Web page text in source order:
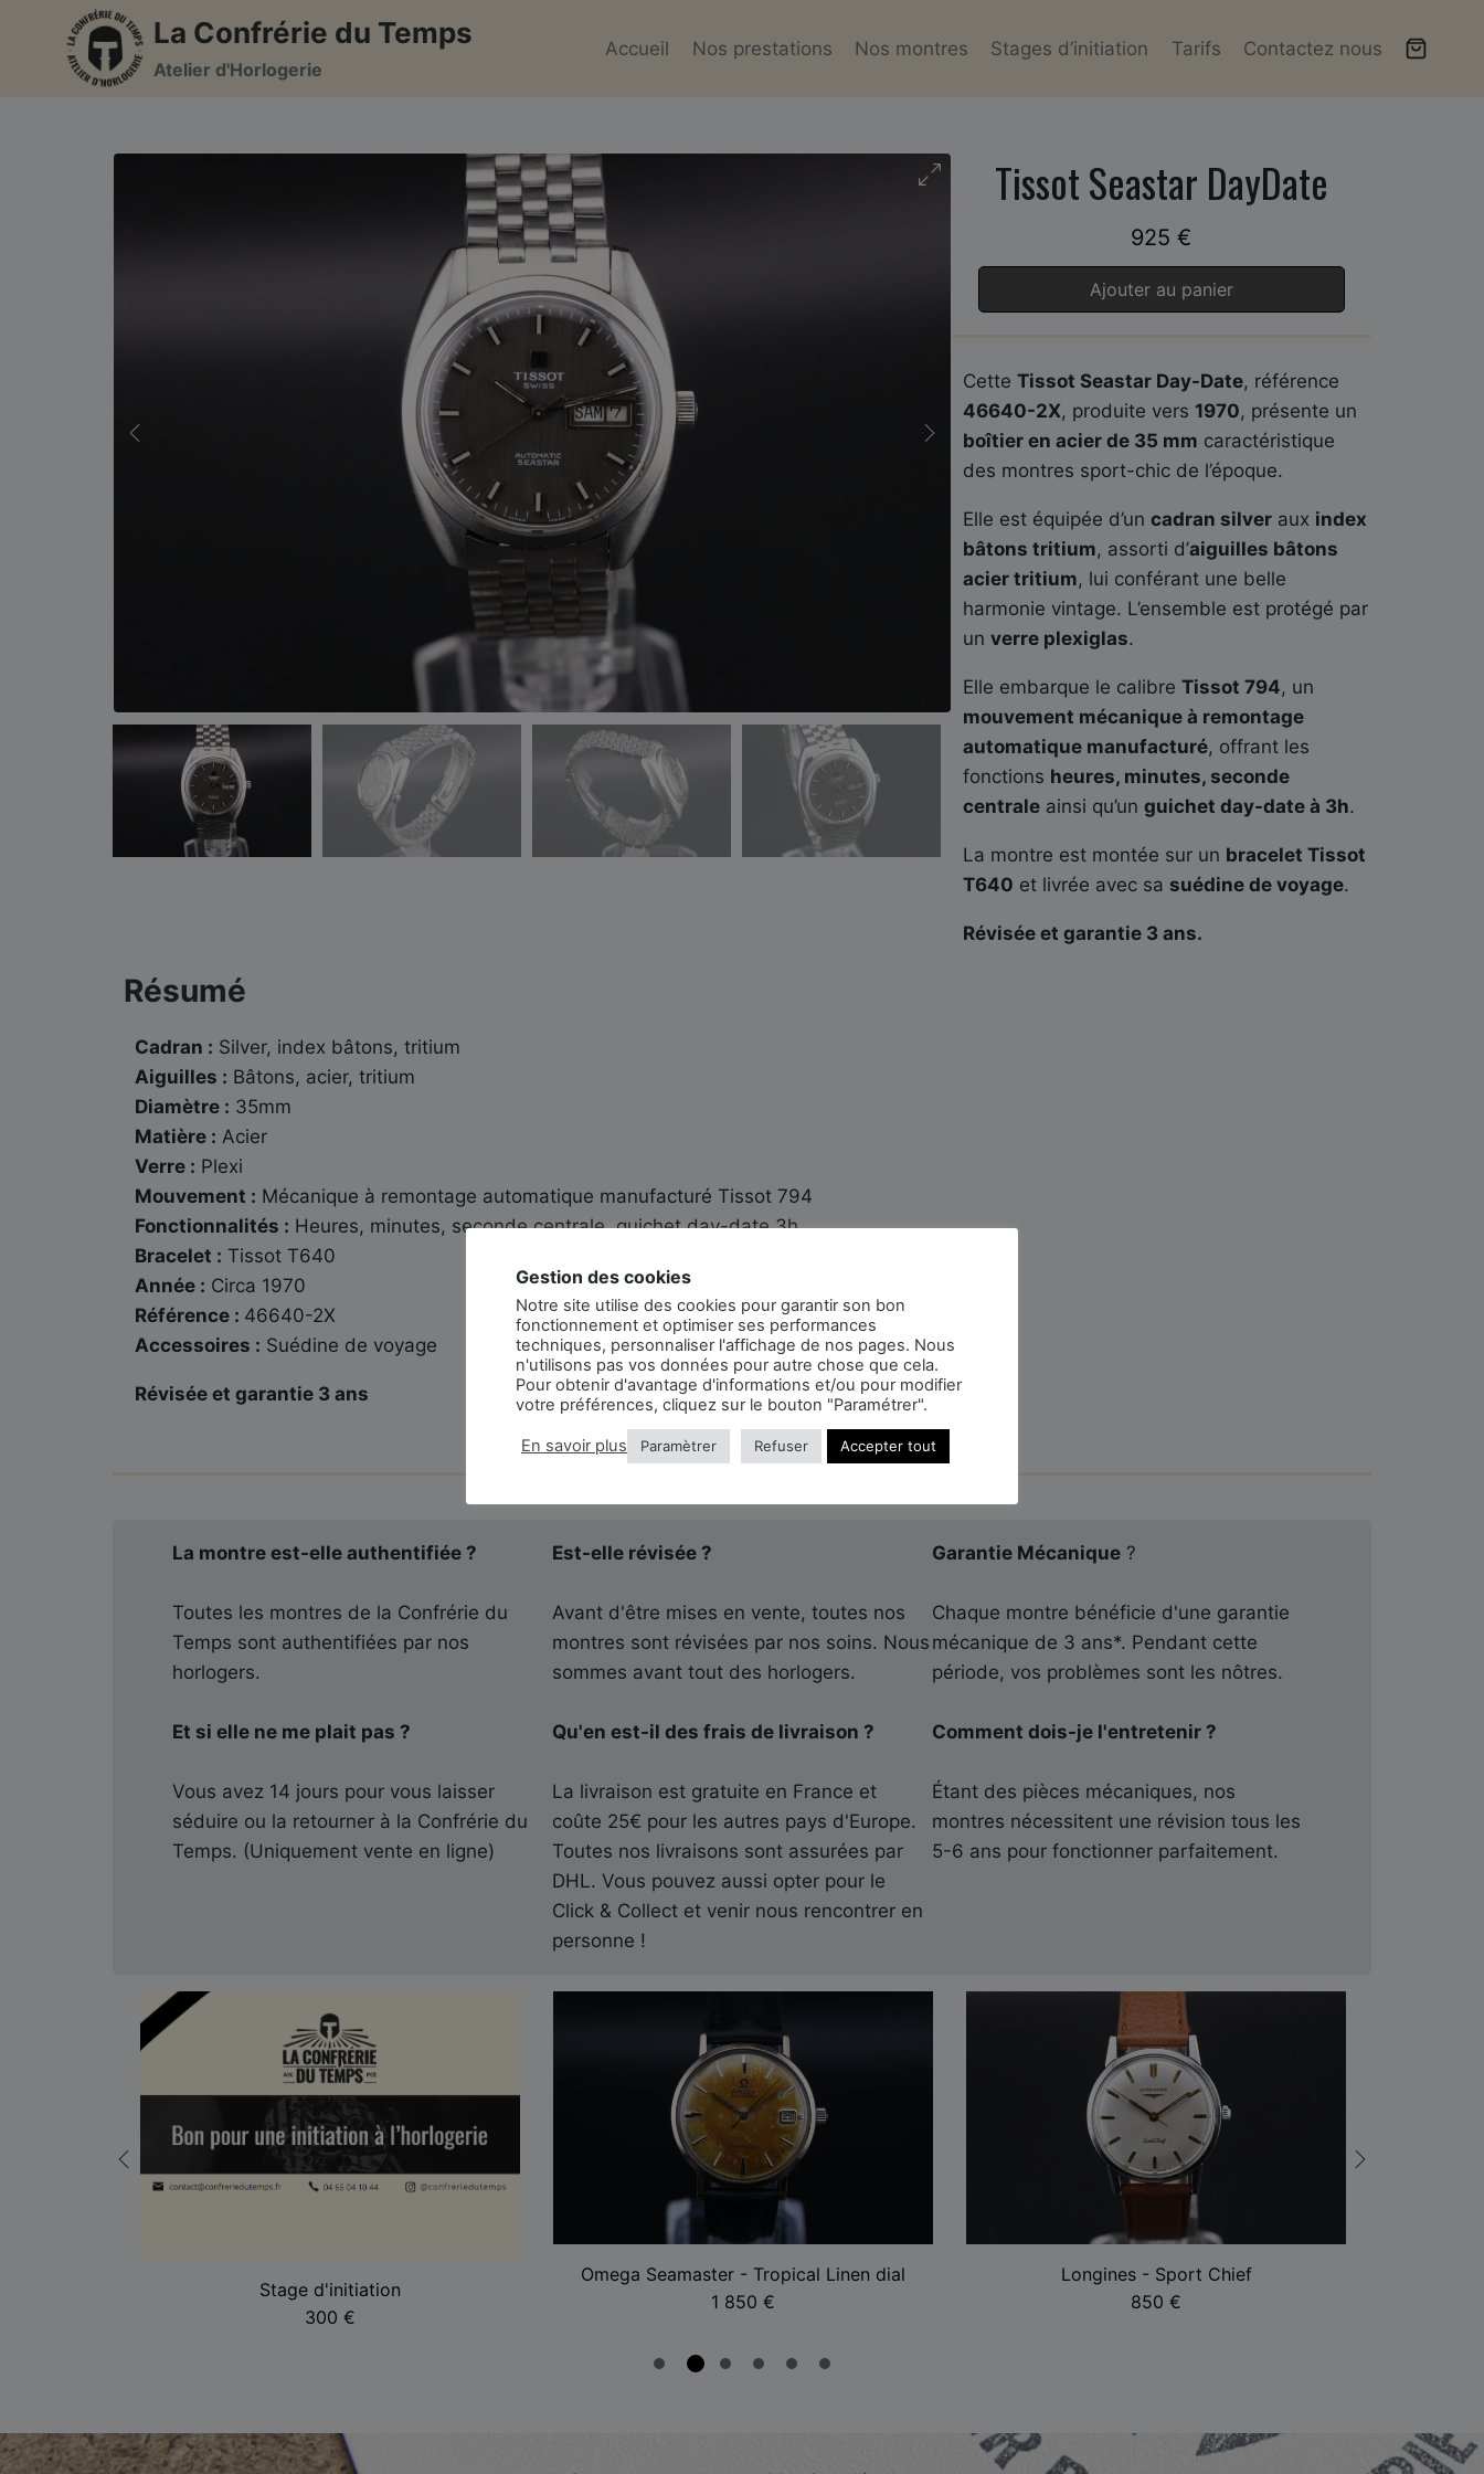
La Confrérie du Temps
Atelier d'Horlogerie
Accueil Nos prestations Nos montres Stages d’initiation Tarifs Contactez nous
Tissot Seastar DayDate
925€
Ajouter au panier
Cette Tissot Seastar Day-Date, référence
46640-2X, produite vers 1970, présente un
boîtier en acier de 35 mm caractéristique
des montres sport-chic de l’époque.
Elle est équipée d’un cadran silveraux index
bâtons tritium, assorti d’aiguilles bâtons
acier tritium, lui conférant une belle
harmonie vintage. L’ensemble est protégé par
un verre plexiglas.
Elle embarque le calibre Tissot 794, un
mouvement mécanique à remontage
automatique manufacturé, offrant les
fonctions heures, minutes, seconde
centraleainsi qu’un guichet day-date à 3h.
La montre est montée sur un bracelet Tissot
T640 et livrée avec sa suédine de voyage.
Révisée et garantie 3 ans.
Résumé
Cadran : Silver, index bâtons, tritium
Aiguilles : Bâtons, acier, tritium
Diamètre : 35mm
Matière : Acier
Verre : Plexi
Mouvement : Mécanique à remontage automatique manufacturé Tissot 794
Fonctionnalités : Heures, minutes, seconde centrale, guichet day-date 3h
Bracelet : Tissot T640
Année : Circa 1970
Référence : 46640-2X
Accessoires : Suédine de voyage
Révisée et garantie 3 ans
La montre est-elle authentifiée ?
Toutes les montres de la Confrérie du
Temps sont authentifiées par nos
horlogers.
Et si elle ne me plait pas ?
Vous avez 14 jours pour vous laisser
séduire ou la retourner à la Confrérie du
Temps. (Uniquement vente en ligne)
Est-elle révisée ?
Avant d'être mises en vente, toutes nos
montres sont révisées par nos soins. Nous
sommes avant tout des horlogers.
Qu'en est-il des frais de livraison ?
La livraison est gratuite en France et
coûte 25€ pour les autres pays d'Europe.
Toutes nos livraisons sont assurées par
DHL. Vous pouvez aussi opter pour le
Click & Collect et venir nous rencontrer en
personne !
Garantie Mécanique?
Chaque montre bénéficie d'une garantie
mécanique de 3 ans*. Pendant cette
période, vos problèmes sont les nôtres.
Comment dois-je l'entretenir ?
Étant des pièces mécaniques, nos
montres nécessitent une révision tous les
5-6 ans pour fonctionner parfaitement.
Stage d'initiation
300 €
Omega Seamaster - Tropical Linen dial
1 850 €
Longines - Sport Chief
850 €
Gestion des cookies
Notre site utilise des cookies pour garantir son bon
fonctionnement et optimiser ses performances
techniques, personnaliser l'affichage de nos pages. Nous
n'utilisons pas vos données pour autre chose que cela.
Pour obtenir d'avantage d'informations et/ou pour modifier
votre préférences, cliquez sur le bouton "Paramétrer".
En savoir plus Paramètrer Refuser Accepter tout